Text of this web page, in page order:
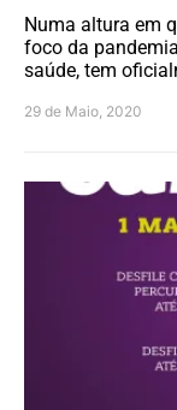
Numa altura em
foco da
saúde, tem
29 de Maio, 2020